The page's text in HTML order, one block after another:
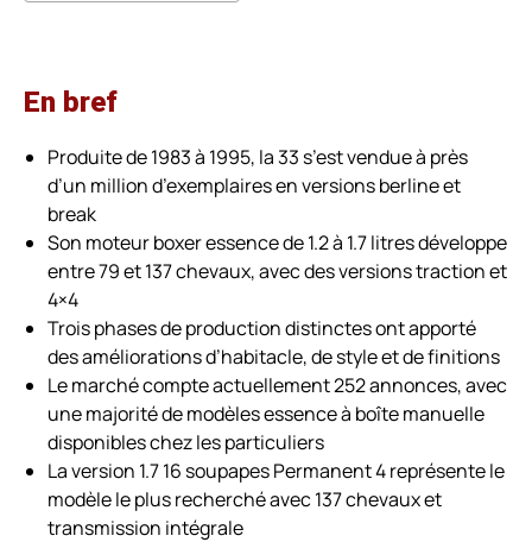
En bref
Produite de 1983 à 1995, la 33 s’est vendue à près
d’un million d’exemplaires en versions berline et
break
Son moteur boxer essence de 1.2 à 1.7 litres développe
entre 79 et 137 chevaux, avec des versions traction et
4×4
Trois phases de production distinctes ont apporté
des améliorations d’habitacle, de style et de finitions
Le marché compte actuellement 252 annonces, avec
une majorité de modèles essence à boîte manuelle
disponibles chez les particuliers
La version 1.7 16 soupapes Permanent 4 représente le
modèle le plus recherché avec 137 chevaux et
transmission intégrale